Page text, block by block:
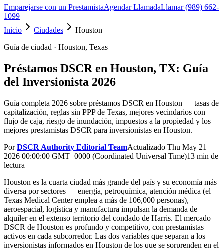
Emparejarse con un PrestamistaAgendar LlamadaLlamar (989) 662-
1099
Inicio
Ciudades
Houston
Guía de ciudad · Houston, Texas
Préstamos DSCR en Houston, TX: Guía
del Inversionista 2026
Guía completa 2026 sobre préstamos DSCR en Houston — tasas de
capitalización, reglas sin PPP de Texas, mejores vecindarios con
flujo de caja, riesgo de inundación, impuestos a la propiedad y los
mejores prestamistas DSCR para inversionistas en Houston.
PorDSCR Authority Editorial TeamActualizado Thu May 21
2026 00:00:00 GMT+0000 (Coordinated Universal Time)13 min de
lectura
Houston es la cuarta ciudad más grande del país y su economía más
diversa por sectores — energía, petroquímica, atención médica (el
Texas Medical Center emplea a más de 106,000 personas),
aeroespacial, logística y manufactura impulsan la demanda de
alquiler en el extenso territorio del condado de Harris. El mercado
DSCR de Houston es profundo y competitivo, con prestamistas
activos en cada subcorredor. Las dos variables que separan a los
inversionistas informados en Houston de los que se sorprenden en el